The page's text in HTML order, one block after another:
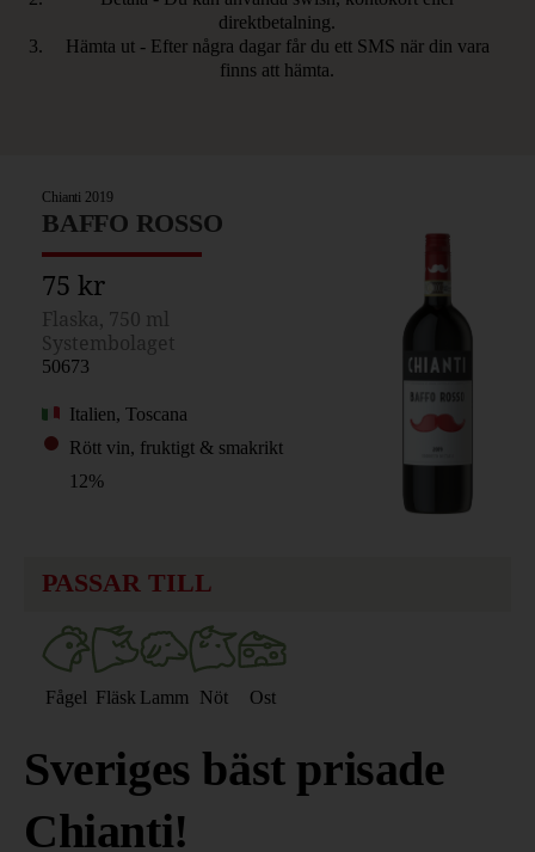
Chianti 2019
BAFFO ROSSO
75 kr
Flaska, 750 ml
Systembolaget
50673
Italien, Toscana
Rött vin, fruktigt & smakrikt
12%
PASSAR TILL
Fågel Fläsk Lamm Nöt Ost
Sveriges bäst prisade
Chianti!
direktbetalning.
Hämta ut - Efter några dagar får du ett SMS när din vara
finns att hämta.